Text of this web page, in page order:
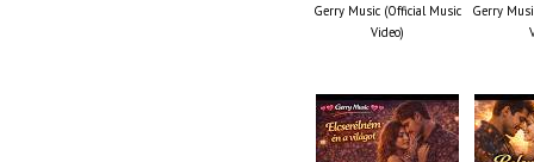
Gerry Music (Official Music
Video)
Gerry